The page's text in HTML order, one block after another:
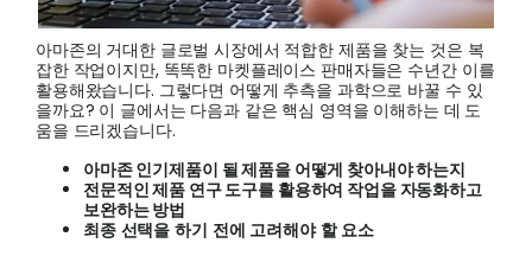
회사
아마존의 거대한 글로벌 시장에서 적합한 제품을 찾는 것은 복
잡한 작업이지만, 똑똑한 마켓플레이스 판매자들은 수년간 이를
활용해왔습니다. 그렇다면 어떻게 추측을 과학으로 바꿀 수 있
을까요? 이 글에서는 다음과 같은 핵심 영역을 이해하는 데 도
움을 드리겠습니다.
아마존 인기제품이 될 제품을 어떻게 찾아내야 하는지
전문적인 제품 연구 도구를 활용하여 작업을 자동화하고
보완하는 방법
최종 선택을 하기 전에 고려해야 할 요소